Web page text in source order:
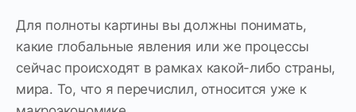
Для полноты картины вы должны понимать,
какие глобальные явления или же процессы
сейчас происходят в рамках какой-либо страны,
мира. То, что я перечислил, относится уже к